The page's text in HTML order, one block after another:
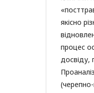
якісно
процес
досвіду,